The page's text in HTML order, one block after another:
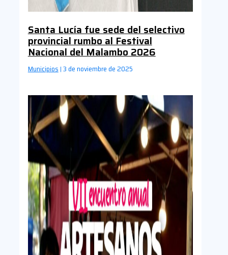
Santa Lucía fue sede del selectivo
provincial rumbo al Festival
Nacional del Malambo 2026
Municipios | 3 de noviembre de 2025